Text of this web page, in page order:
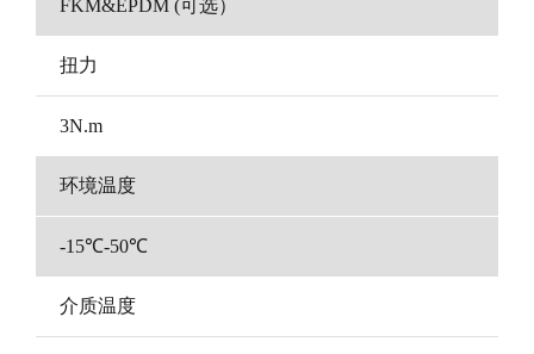
FKM&EPDM (可选）
扭力
3N.m
环境温度
-15℃-50℃
介质温度